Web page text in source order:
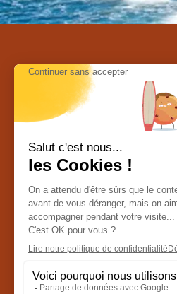
Contactez-nous au
Calle la caraña –
Ana
agence@costarica-
Tél :+506 8302 1629
WhatsApp :+506 8302
Demander